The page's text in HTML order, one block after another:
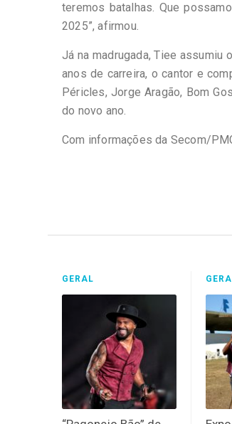
teremos batalhas. Que
2025”, afirmou.
Já na madrugada, Tiee assumiu
anos de carreira, o cantor e
Péricles, Jorge Aragão, Bom
do novo ano.
Com informações da Secom/
GERAL